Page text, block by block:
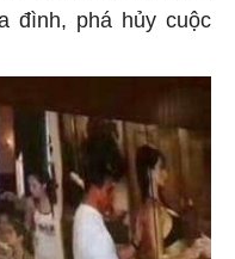
đình, phá hủy cuộc